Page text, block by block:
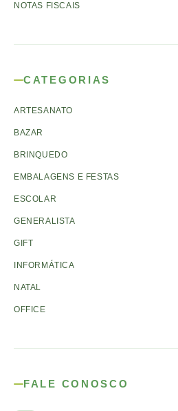
NOTAS FISCAIS
CATEGORIAS
ARTESANATO
BAZAR
BRINQUEDO
EMBALAGENS E FESTAS
ESCOLAR
GENERALISTA
GIFT
INFORMÁTICA
NATAL
OFFICE
FALE CONOSCO